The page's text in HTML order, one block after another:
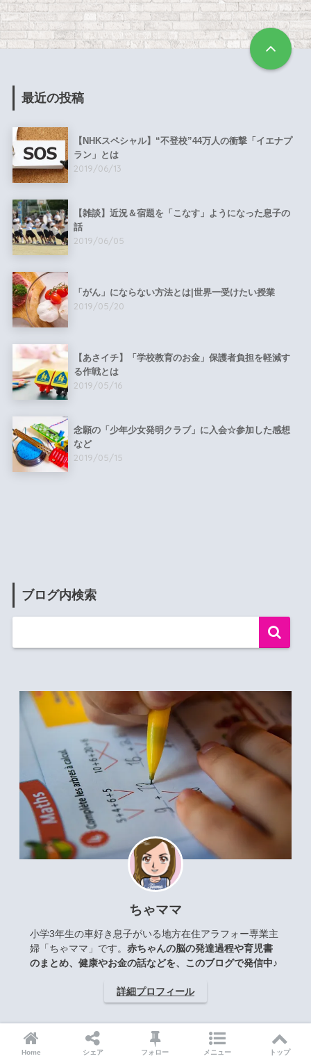
最近の投稿
【NHKスペシャル】“不登校”44万人の衝撃「イエナプ
ラン」とは
2019/06/13
【雑談】近況＆宿題を「こなす」ようになった息子の
話
2019/06/05
「がん」にならない方法とは|世界一受けたい授業
2019/05/20
【あさイチ】「学校教育のお金」保護者負担を軽減す
る作戦とは
2019/05/16
念願の「少年少女発明クラブ」に入会☆参加した感想
など
2019/05/15
ブログ内検索
ちゃママ
小学3年生の車好き息子がいる地方在住アラフォー専業主
婦「ちゃママ」です。 赤ちゃんの脳の発達過程や育児書
のまとめ、健康やお金の話などを、このブログで発信中♪
詳細プロフィール
Home シェア フォロー メニュー トップ